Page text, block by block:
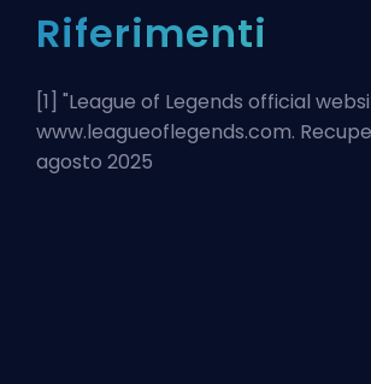
Riferimenti
[1] "League of Legends official
www.leagueoflegends.com.
agosto 2025